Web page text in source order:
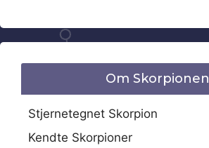
Om Skorpionen
Stjernetegnet Skorpion
Kendte Skorpioner